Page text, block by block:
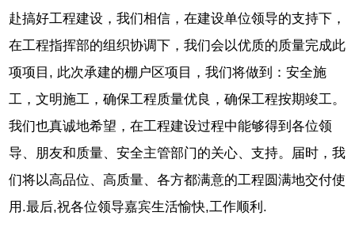
赴搞好工程建设，我们相信，在建设单位领导的支持下，
在工程指挥部的组织协调下，我们会以优质的质量完成此
项项目, 此次承建的棚户区项目，我们将做到：安全施
工，文明施工，确保工程质量优良，确保工程按期竣工。
我们也真诚地希望，在工程建设过程中能够得到各位领
导、朋友和质量、安全主管部门的关心、支持。届时，我
们将以高品位、高质量、各方都满意的工程圆满地交付使
用.最后,祝各位领导嘉宾生活愉快,工作顺利.